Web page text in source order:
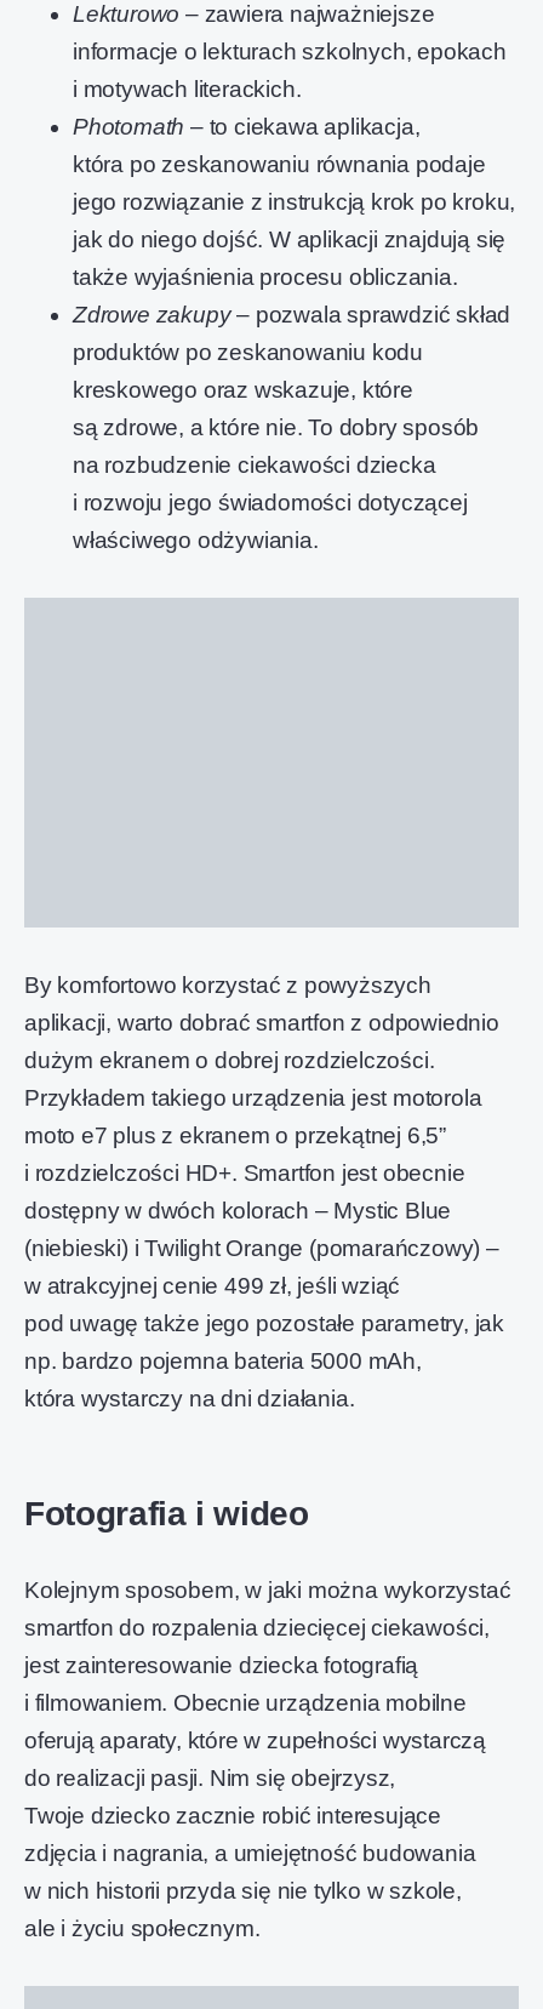
Lekturowo – zawiera najważniejsze
informacje o lekturach szkolnych, epokach
i motywach literackich.
Photomath – to ciekawa aplikacja,
która po zeskanowaniu równania podaje
jego rozwiązanie z instrukcją krok po kroku,
jak do niego dojść. W aplikacji znajdują się
także wyjaśnienia procesu obliczania.
Zdrowe zakupy– pozwala sprawdzić skład
produktów po zeskanowaniu kodu
kreskowego oraz wskazuje, które
są zdrowe, a które nie. To dobry sposób
na rozbudzenie ciekawości dziecka
i rozwoju jego świadomości dotyczącej
właściwego odżywiania.
By komfortowo korzystać z powyższych
aplikacji, warto dobrać smartfon z odpowiednio
dużym ekranem o dobrej rozdzielczości.
Przykładem takiego urządzenia jest motorola
moto e7 plus z ekranem o przekątnej 6,5”
i rozdzielczości HD+. Smartfon jest obecnie
dostępny w dwóch kolorach – Mystic Blue
(niebieski) i Twilight Orange (pomarańczowy) –
w atrakcyjnej cenie 499 zł, jeśli wziąć
pod uwagę także jego pozostałe parametry, jak
np. bardzo pojemna bateria 5000 mAh,
która wystarczy na dni działania.
Fotografia i wideo
Kolejnym sposobem, w jaki można wykorzystać
smartfon do rozpalenia dziecięcej ciekawości,
jest zainteresowanie dziecka fotografią
i filmowaniem. Obecnie urządzenia mobilne
oferują aparaty, które w zupełności wystarczą
do realizacji pasji. Nim się obejrzysz,
Twoje dziecko zacznie robić interesujące
zdjęcia i nagrania, a umiejętność budowania
w nich historii przyda się nie tylko w szkole,
ale i życiu społecznym.